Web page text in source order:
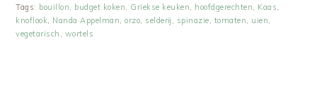
Tags: bouillon, budget koken, Griekse keuken, hoofdgerechten, Kaas,
knoflook, Nanda Appelman,orzo, selderij , spinazie, tomaten, uien,
vegetarisch , wortels